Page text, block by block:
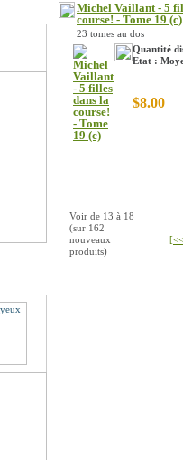
Michel Vaillant - 5
course! - Tome 19 (c)
23 tomes au dos
Quantité
Etat :
$8.00
Voir de 13 à 18
(sur 162
nouveaux
produits)